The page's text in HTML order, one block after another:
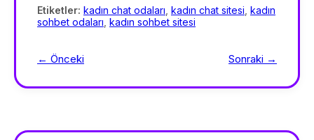
Etiketler: kadın chat odaları kadın chat sitesi kadın
sohbet odaları kadın sohbet sitesi
← Önceki Sonraki →